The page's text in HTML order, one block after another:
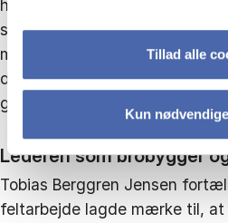
Tillad alle
Kun
hvordan de får det hele til at
svare på det, men min
medledende organisation
driftsopgaverne på en mere
giver tid til medledelse,” siger
Lederen som brobygger
Tobias Berggren Jensen
feltarbejde lagde mærke til,